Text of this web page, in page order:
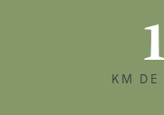
KM DE